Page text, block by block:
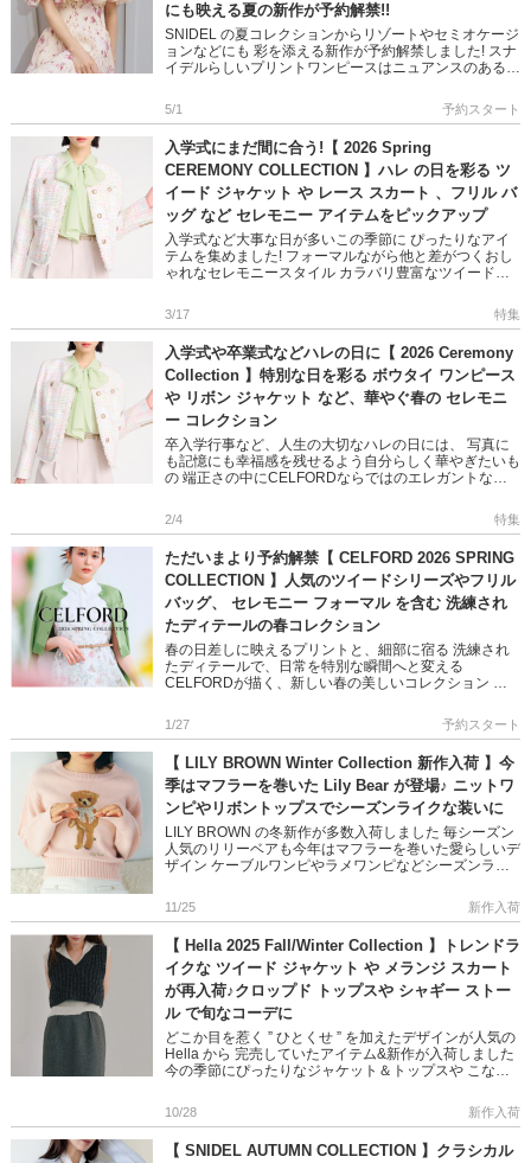
にも映える夏の新作が予約解禁!!
SNIDEL の夏コレクションからリゾートやセミオケージ
ョンなどにも 彩を添える新作が予約解禁しました! スナ
イデルらしいプリントワンピースはニュアンスのある総
ーなツイ […]
5/1 予約スタート
入学式にまだ間に合う!【 2026 Spring
CEREMONY COLLECTION 】ハレ の日を彩る ツ
イード ジャケット や レース スカート 、フリル バ
ッグ など セレモニー アイテムをピックアップ
入学式など大事な日が多いこの季節に ぴったりなアイ
テムを集めました! フォーマルながら他と差がつくおし
ゃれなセレモニースタイル カラバリ豊富なツイードや
華やかな気持ちに […]
3/17 特集
入学式や卒業式などハレの日に【 2026 Ceremony
Collection 】特別な日を彩る ボウタイ ワンピース
や リボン ジャケット など、華やぐ春の セレモニ
ー コレクション
卒入学行事など、人生の大切なハレの日には、 写真に
も記憶にも幸福感を残せるよう自分らしく華やぎたいも
の 端正さの中にCELFORDならではのエレガントな色
介 ＞＞2026 […]
2/4 特集
ただいまより予約解禁【 CELFORD 2026 SPRING
COLLECTION 】人気のツイードシリーズやフリル
バッグ、 セレモニー フォーマル を含む 洗練され
たディテールの春コレクション
春の日差しに映えるプリントと、細部に宿る 洗練され
たディテールで、日常を特別な瞬間へと変える
CELFORDが描く、新しい春の美しいコレクション 大
ったフリルバッグシリー […]
1/27 予約スタート
【 LILY BROWN Winter Collection 新作入荷 】今
季はマフラーを巻いた Lily Bear が登場♪ ニットワ
ンピやリボントップスでシーズンライクな装いに
LILY BROWN の冬新作が多数入荷しました 毎シーズン
人気のリリーベアも今年はマフラーを巻いた愛らしいデ
ザイン ケーブルワンピやラメワンピなどシーズンライ
ッグなど冬 […]
11/25 新作入荷
【 Hella 2025 Fall/Winter Collection 】トレンドラ
イクな ツイード ジャケット や メランジ スカート
が再入荷♪クロップド トップスや シャギー ストー
ル で旬なコーデに
どこか目を惹く ” ひとくせ ” を加えたデザインが人気の
Hella から 完売していたアイテム&新作が入荷しました
今の季節にぴったりなジャケット＆トップスや こなれ
10/28 新作入荷
【 SNIDEL AUTUMN COLLECTION 】クラシカル